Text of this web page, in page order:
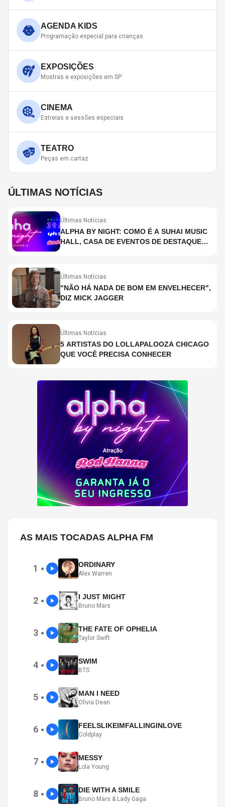
AGENDA KIDS
Programação especial para crianças
EXPOSIÇÕES
Mostras e exposições em SP
CINEMA
Estreias e sessões especiais
TEATRO
Peças em cartaz
ÚLTIMAS NOTÍCIAS
Últimas Notícias
ALPHA BY NIGHT: COMO É A SUHAI MUSIC
HALL, CASA DE EVENTOS DE DESTAQUE
Últimas Notícias
"NÃO HÁ NADA DE BOM EM ENVELHECER",
DIZ MICK JAGGER
Últimas Notícias
5 ARTISTAS DO LOLLAPALOOZA CHICAGO
QUE VOCÊ PRECISA CONHECER
AS MAIS TOCADAS ALPHA FM
1 ● ORDINARY
Alex Warren
2 ● I JUST MIGHT
Bruno Mars
3 ● THE FATE OF OPHELIA
Taylor Swift
4 ● SWIM
BTS
5 ● MAN I NEED
Olivia Dean
6 ● FEELSLIKEIMFALLINGINLOVE
Coldplay
7 ● MESSY
Lola Young
8 ● DIE WITH A SMILE
Bruno Mars & Lady Gaga